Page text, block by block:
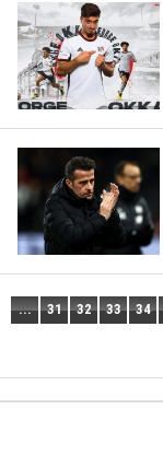
... 31 32 33 34